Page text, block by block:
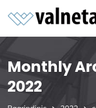
Monthly
2022